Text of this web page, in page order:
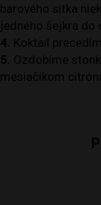
barového sitka
jedného šejkra do
4. Koktail
5. Ozdobíme
mesiačikom